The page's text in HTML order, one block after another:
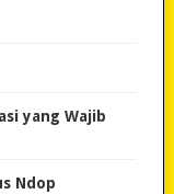
yang Wajib
Ndop